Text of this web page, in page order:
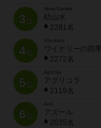
3位
Stone Garden
枯山水
2281名
4位
Viticulture
ワイナリーの四季
2272名
5位
Agricola
アグリコラ
2119名
6位
Azul
アズール
2035名